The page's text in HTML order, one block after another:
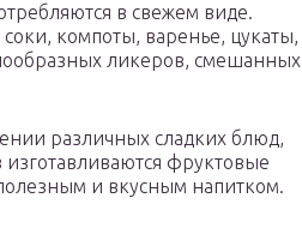
в свежем виде.
компоты, варенье, цукаты,
ликеров, смешанных
различных сладких блюд,
фруктовые
и вкусным напитком.